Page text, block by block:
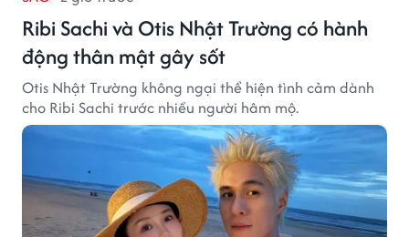
Ribi Sachi và Otis Nhật Trường có hành
động thân mật gây sốt
Otis Nhật Trường không ngại thể hiện tình cảm dành
cho Ribi Sachi trước nhiều người hâm mộ.